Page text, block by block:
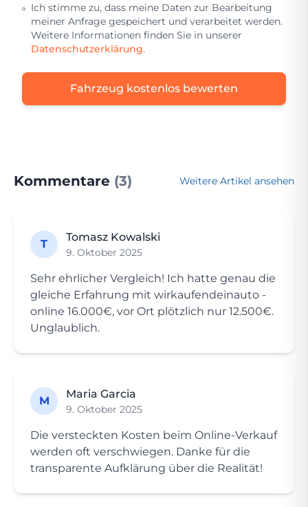
Ich stimme zu, dass meine Daten zur Bearbeitung
meiner Anfrage gespeichert und verarbeitet werden.
Weitere Informationen finden Sie in unserer
Datenschutzerklärung.
Fahrzeug kostenlos bewerten
Kommentare (3) Weitere Artikel ansehen
T
Tomasz Kowalski
9. Oktober 2025
Sehr ehrlicher Vergleich! Ich hatte genau die
gleiche Erfahrung mit wirkaufendeinauto -
online 16.000€, vor Ort plötzlich nur 12.500€.
Unglaublich.
M
Maria Garcia
9. Oktober 2025
Die versteckten Kosten beim Online-Verkauf
werden oft verschwiegen. Danke für die
transparente Aufklärung über die Realität!